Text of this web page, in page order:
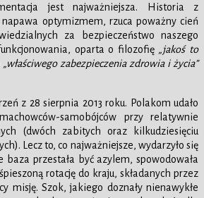
jest najważniejsza. Historia z
optymizmem, rzuca poważny cień
za bezpieczeństwo naszego
oparta o filozofię „jakoś to
„właściwego zabezpieczenia zdrowia i życia”
z 28 sierpnia 2013 roku. Polakom udało
samobójców przy relatywnie
(dwóch zabitych oraz kilkudziesięciu
Lecz to, co najważniejsze, wydarzyło się
baza przestała być azylem, spowodowała
rotację do kraju, składanych przez
misję. Szok, jakiego doznały nienawykłe